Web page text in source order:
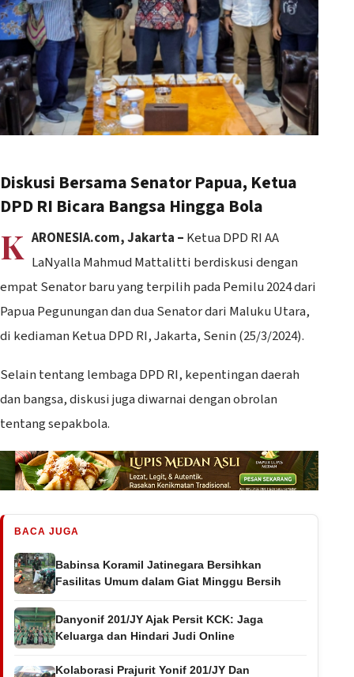
Diskusi Bersama Senator Papua, Ketua
DPD RI Bicara Bangsa Hingga Bola
K ARONESIA.com, Jakarta – Ketua DPD RI AA
LaNyalla Mahmud Mattalitti berdiskusi dengan
empat Senator baru yang terpilih pada Pemilu 2024 dari
Papua Pegunungan dan dua Senator dari Maluku Utara,
di kediaman Ketua DPD RI, Jakarta, Senin (25/3/2024).
Selain tentang lembaga DPD RI, kepentingan daerah
dan bangsa, diskusi juga diwarnai dengan obrolan
tentang sepakbola.
BACA JUGA
Babinsa Koramil Jatinegara Bersihkan
Fasilitas Umum dalam Giat Minggu Bersih
Danyonif 201/JY Ajak Persit KCK: Jaga
Keluarga dan Hindari Judi Online
Kolaborasi Prajurit Yonif 201/JY Dan